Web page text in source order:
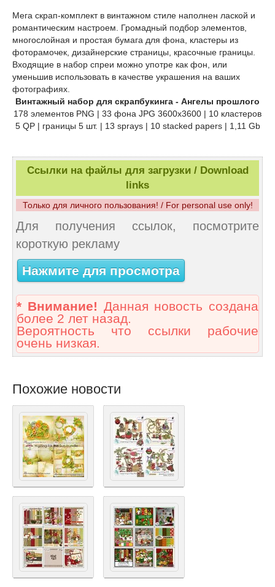
Мега скрап-комплект в винтажном стиле наполнен лаской и
романтическим настроем. Громадный подбор элементов,
многослойная и простая бумага для фона, кластеры из
фоторамочек, дизайнерские страницы, красочные границы.
Входящие в набор спреи можно употре как фон, или
уменьшив использовать в качестве украшения на ваших
фотографиях.
Винтажный набор для скрапбукинга - Ангелы прошлого
178 элементов PNG | 33 фона JPG 3600x3600 | 10 кластеров
5 QP | границы 5 шт. | 13 sprays | 10 stacked papers | 1,11 Gb
Ссылки на файлы для загрузки / Download
links
Только для личного пользования! / For personal use only!
Для получения ссылок, посмотрите
короткую рекламу
Нажмите для просмотра
* Внимание! Данная новость создана
более 2 лет назад.
Вероятность что ссылки рабочие
очень низкая.
Похожие новости